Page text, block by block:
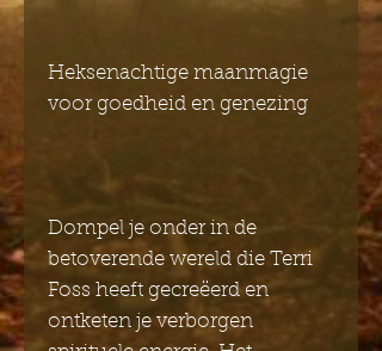
Heksenachtige maanmagie
voor goedheid en genezing
Dompel je onder in de
betoverende wereld die Terri
Foss heeft gecreëerd en
ontketen je verborgen